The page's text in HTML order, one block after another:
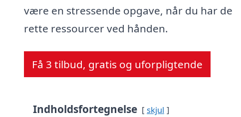
være en stressende opgave, når du har de
rette ressourcer ved hånden.
Få 3 tilbud, gratis og uforpligtende
Indholdsfortegnelse skjul